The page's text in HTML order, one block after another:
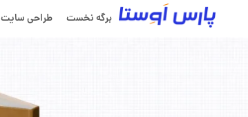
برگه نخست طراحی سایت